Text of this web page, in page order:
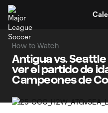
How to Watch
Antigua vs.
ver el partido de
Campeones de